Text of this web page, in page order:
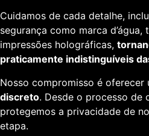
Cuidamos de cada detalhe,
segurança como marca
impressões holográficas,
praticamente indistinguíveis
Nosso compromisso é oferecer
discreto. Desde o processo de
protegemos a privacidade de
etapa.